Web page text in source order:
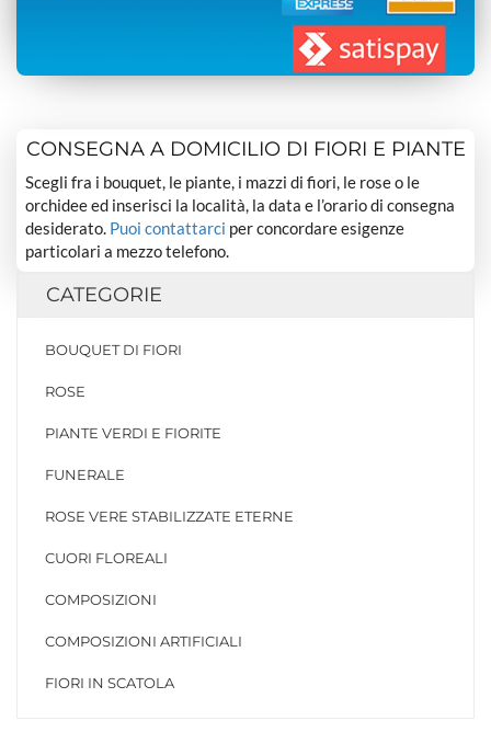
CONSEGNA A DOMICILIO DI FIORI E PIANTE
Scegli fra i bouquet, le piante, i mazzi di fiori, le rose o le
orchidee ed inserisci la località, la data e l’orario di consegna
desiderato. Puoi contattarci per concordare esigenze
particolari a mezzo telefono.
CATEGORIE
BOUQUET DI FIORI
ROSE
PIANTE VERDI E FIORITE
FUNERALE
ROSE VERE STABILIZZATE ETERNE
CUORI FLOREALI
COMPOSIZIONI
COMPOSIZIONI ARTIFICIALI
FIORI IN SCATOLA